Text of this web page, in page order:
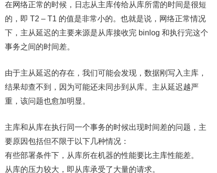
在网络正常的时候，日志从主库传给从库所需的时间是很短
的，即 T2 – T1 的值是非常小的。也就是说，网络正常情况
下，主从延迟的主要来源是从库接收完 binlog 和执行完这个
事务之间的时间差。
由于主从延迟的存在，我们可能会发现，数据刚写入主库，
结果却查不到，因为可能还未同步到从库。主从延迟越严
重，该问题也愈加明显。
主库和从库在执行同一个事务的时候出现时间差的问题，主
要原因包括但不限于以下几种情况：
有些部署条件下，从库所在机器的性能要比主库性能差。
从库的压力较大，即从库承受了大量的请求。